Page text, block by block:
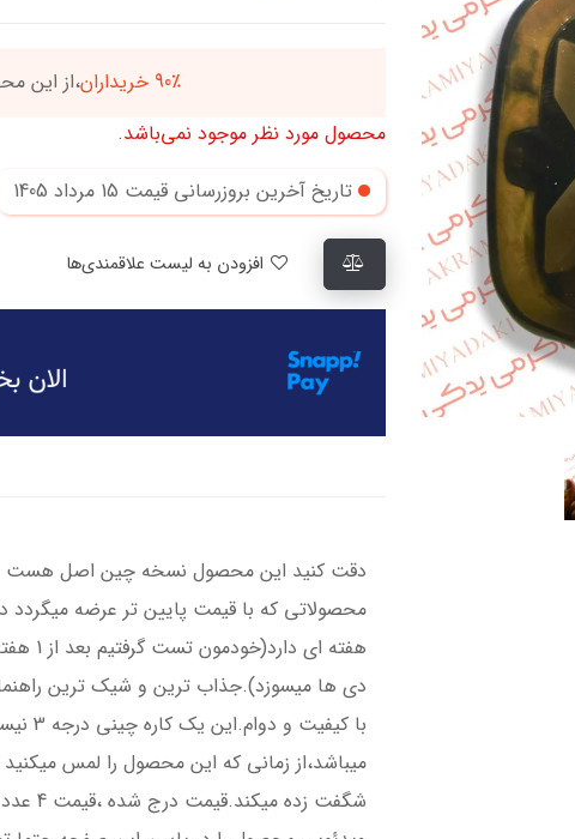
90٪ خریداران ،از این
محصول مورد نظر موجود نمی‌باشد.
تاریخ آخرین بروزرسانی قیمت 15 مرداد 1405
دقت کنید این محصول نسخه‌ چین اصل هست و
هفته
دی ها میسوزد).​​​​جذاب ترین و شیک ترین
با
میباشد،از زمانی که این محصول را لمس
شگفت